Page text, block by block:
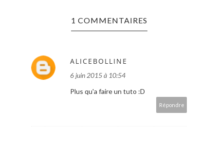
1 COMMENTAIRES
ALICEBOLLINE
6 juin 2015 à 10:54
Plus qu'a faire un tuto :D
Répondre